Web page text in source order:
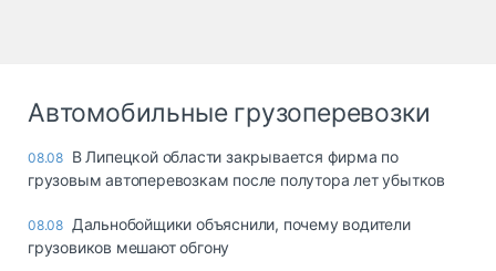
Автомобильные грузоперевозки
08.08 В Липецкой области закрывается фирма по
грузовым автоперевозкам после полутора лет убытков
08.08 Дальнобойщики объяснили, почему водители
грузовиков мешают обгону